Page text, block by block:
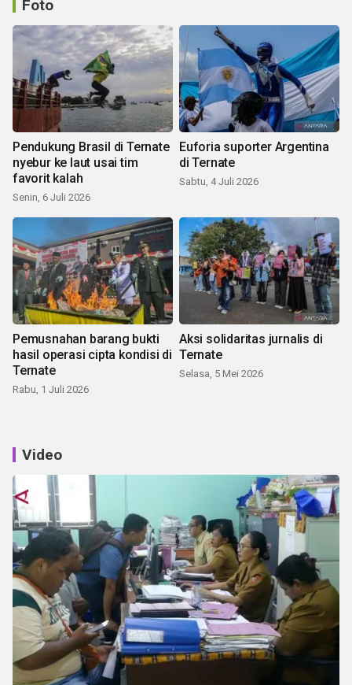
Foto
Pendukung Brasil di Ternate
nyebur ke laut usai tim
favorit kalah
Senin, 6 Juli 2026
Euforia suporter Argentina
di Ternate
Sabtu, 4 Juli 2026
Pemusnahan barang bukti
hasil operasi cipta kondisi di
Ternate
Rabu, 1 Juli 2026
Aksi solidaritas jurnalis di
Ternate
Selasa, 5 Mei 2026
Video